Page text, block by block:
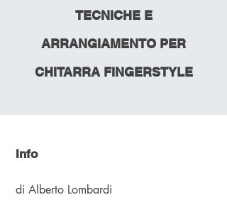
TECNICHE E
ARRANGIAMENTO PER
CHITARRA FINGERSTYLE
Info
di Alberto Lombardi